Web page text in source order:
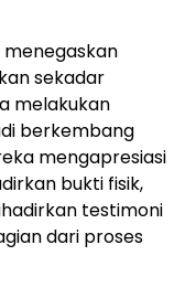
menegaskan
sekadar
melakukan
berkembang
mengapresiasi
bukti fisik,
testimoni
dari proses